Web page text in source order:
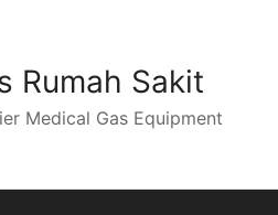
Rumah Sakit
Medical Gas Equipment